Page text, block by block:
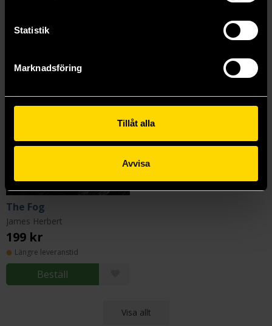
Statistik
Marknadsföring
Tillåt alla
Avvisa
The Fog
James Herbert
199 kr
Längre leveranstid
Beställ
Visa allt